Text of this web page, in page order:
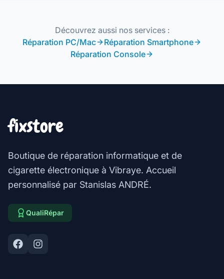
Découvrez aussi nos services :
Réparation PC/Mac
Réparation Smartphone
Réparation Console
fixstore
Boutique de réparation informatique et de
cigarette électronique à Vibraye. Accueil
personnalisé par Stanislas ANDRÉ.
QualiRépar